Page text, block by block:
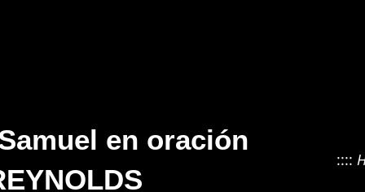
en oración
::::